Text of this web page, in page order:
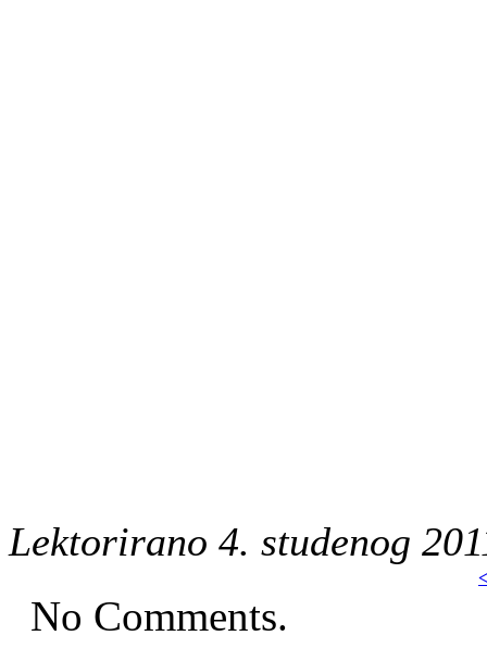
Lektorirano 4. studenog
No Comments.